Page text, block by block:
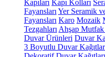
Kapıları Kapı Kolları
Fayansları Yer Seramik
Fayansları Karo Mozaik
Tezgahları Ahşap Mutfak
Duvar Ürünleri Duvar
3 Boyutlu Duvar